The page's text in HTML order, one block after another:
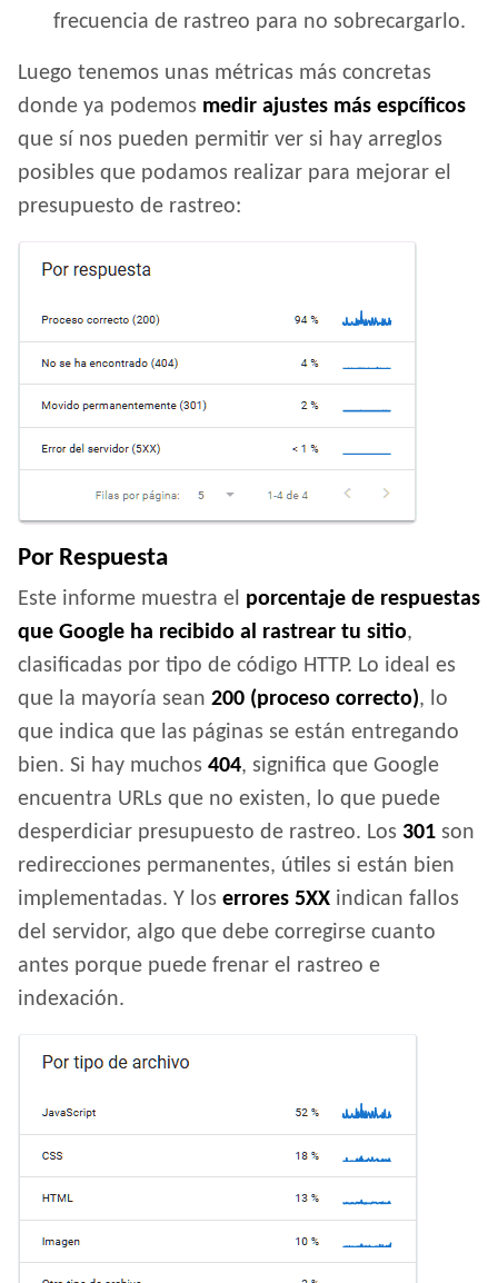
frecuencia de rastreo para no sobrecargarlo.
Luego tenemos unas métricas más concretas
donde ya podemos medir ajustes más espcíficos
que sí nos pueden permitir ver si hay arreglos
posibles que podamos realizar para mejorar el
presupuesto de rastreo:
Por Respuesta
Este informe muestra el porcentaje de respuestas
que Google ha recibido al rastrear tu sitio,
clasificadas por tipo de código HTTP. Lo ideal es
que la mayoría sean 200 (proceso correcto), lo
que indica que las páginas se están entregando
bien. Si hay muchos 404, significa que Google
encuentra URLs que no existen, lo que puede
desperdiciar presupuesto de rastreo. Los 301 son
redirecciones permanentes, útiles si están bien
implementadas. Y los errores 5XX indican fallos
del servidor, algo que debe corregirse cuanto
antes porque puede frenar el rastreo e
indexación.